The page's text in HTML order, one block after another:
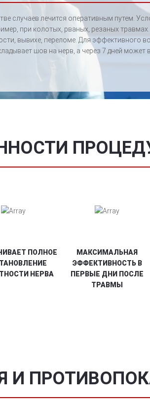
случаев лечится оперативным путем.
при колотых, рваных, резаных
вывихе, переломе. Для эффективного
шов на нерв, а через 7 дней
ПОЛНОЕ
НЕРВА
МАКСИМАЛЬНАЯ
ЭФФЕКТИВНОСТЬ В
ПЕРВЫЕ ДНИ ПОСЛЕ
ТРАВМЫ
И